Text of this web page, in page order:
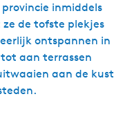
inmiddels
de tofste plekjes
ontspannen in
aan terrassen
aan de kust